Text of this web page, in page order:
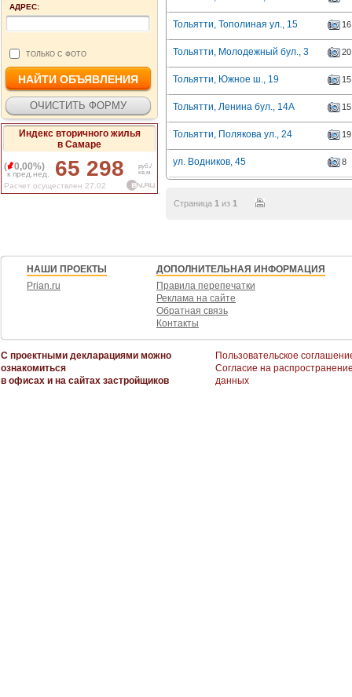
АДРЕС:
ТОЛЬКО С ФОТО
Индекс вторичного жилья
в Самаре
(
0,00%)
к пред.нед. 65 298
руб./
кв.м.
Расчет осуществлен 27.02
Тольятти, Тополиная ул., 15 16
Тольятти, Молодежный бул., 3 20
Тольятти, Южное ш., 19 15
Тольятти, Ленина бул., 14А 15
Тольятти, Полякова ул., 24 19
ул. Водников, 45 8
Страница 1 из 1
НАШИ ПРОЕКТЫ
Prian.ru
ДОПОЛНИТЕЛЬНАЯ ИНФОРМАЦИЯ
Правила перепечатки
Реклама на сайте
Обратная связь
Контакты
С проектными декларациями можно
ознакомиться
в офисах и на сайтах застройщиков
Пользовательское
Согласие на
данных